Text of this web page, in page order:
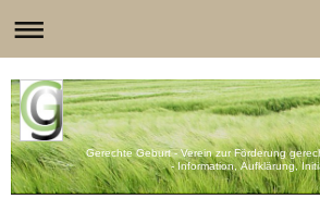
Gerechte Geburt - Verein zur Förderung
- Information, Aufklärung,